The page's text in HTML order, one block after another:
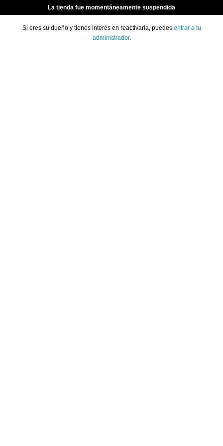
La tienda fue momentáneamente suspendida
Si eres su dueño y tienes interés en reactivarla, puedes entrar a tu
administrador.